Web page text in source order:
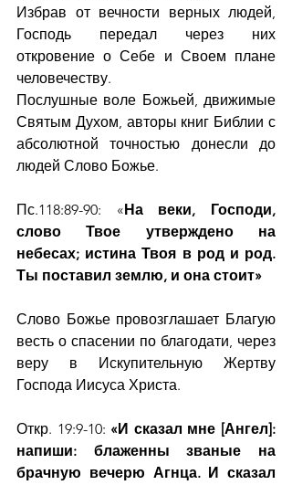
Избрав от вечности верных людей,
Господь передал через них
откровение о Себе и Своем плане
человечеству.
Послушные воле Божьей, движимые
Святым Духом, авторы книг Библии с
абсолютной точностью донесли до
людей Слово Божье.
Пс.118:89-90: «На веки, Господи,
слово Твое утверждено на
небесах; истина Твоя в род и род.
Ты поставил землю, и она стоит»
Слово Божье провозглашает Благую
весть о спасении по благодати, через
веру в Искупительную Жертву
Господа Иисуса Христа.
Откр. 19:9-10: «И сказал мне [Ангел]:
напиши: блаженны званые на
брачную вечерю Агнца. И сказал